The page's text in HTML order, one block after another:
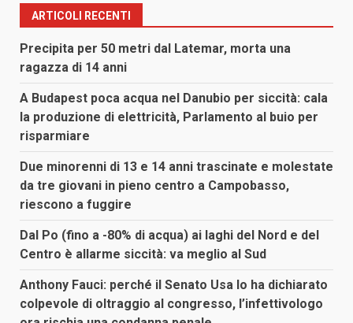
ARTICOLI RECENTI
Precipita per 50 metri dal Latemar, morta una
ragazza di 14 anni
A Budapest poca acqua nel Danubio per siccità: cala
la produzione di elettricità, Parlamento al buio per
risparmiare
Due minorenni di 13 e 14 anni trascinate e molestate
da tre giovani in pieno centro a Campobasso,
riescono a fuggire
Dal Po (fino a -80% di acqua) ai laghi del Nord e del
Centro è allarme siccità: va meglio al Sud
Anthony Fauci: perché il Senato Usa lo ha dichiarato
colpevole di oltraggio al congresso, l’infettivologo